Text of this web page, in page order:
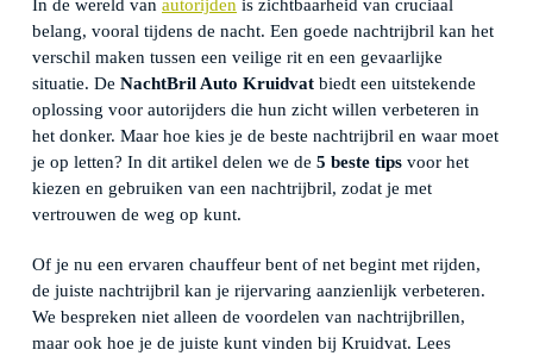
In de wereld van autorijden is zichtbaarheid van cruciaal
belang, vooral tijdens de nacht. Een goede nachtrijbril kan het
verschil maken tussen een veilige rit en een gevaarlijke
situatie. De NachtBril Auto Kruidvat biedt een uitstekende
oplossing voor autorijders die hun zicht willen verbeteren in
het donker. Maar hoe kies je de beste nachtrijbril en waar moet
je op letten? In dit artikel delen we de 5 beste tips voor het
kiezen en gebruiken van een nachtrijbril, zodat je met
vertrouwen de weg op kunt.
Of je nu een ervaren chauffeur bent of net begint met rijden,
de juiste nachtrijbril kan je rijervaring aanzienlijk verbeteren.
We bespreken niet alleen de voordelen van nachtrijbrillen,
maar ook hoe je de juiste kunt vinden bij Kruidvat. Lees